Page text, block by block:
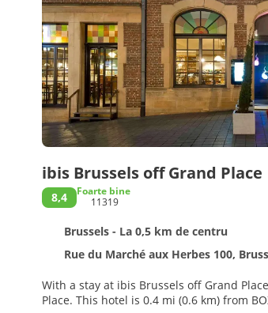
ibis Brussels off Grand Place
8,4
Foarte bine
11319
Brussels - La 0,5 km de centru
Rue du Marché aux Herbes 100, Brussels
With a stay at ibis Brussels off Grand
Place. This hotel is 0.4 mi (0.6 km)